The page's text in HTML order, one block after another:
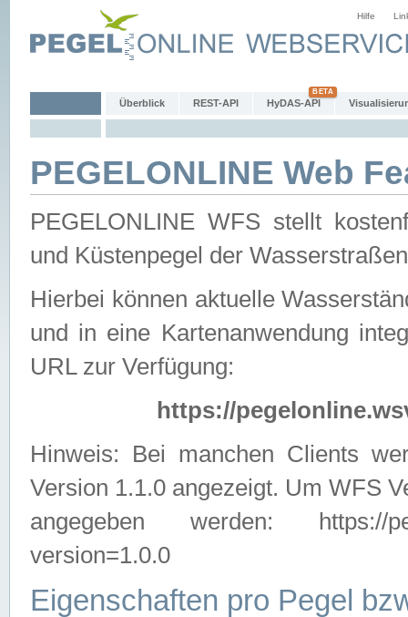
Hilfe
Überblick REST-API HyDAS-API
PEGELONLINE Web
PEGELONLINE WFS stellt
und Küstenpegel der
Hierbei können aktuelle
und in eine Kartenanwendung
URL zur Verfügung:
https://
Hinweis: Bei manchen Clients
Version 1.1.0 angezeigt. Um WFS
angegeben werden: https://
version=1.0.0
Eigenschaften pro Pegel